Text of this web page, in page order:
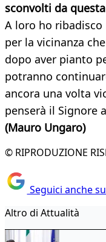
sconvolti da
A loro ho ribadisco
per la vicinanza
dopo aver pianto
potranno
ancora una volta
penserà il Signore
(Mauro Ungaro)
© RIPRODUZIONE
Seguici anche
Altro di Attualità